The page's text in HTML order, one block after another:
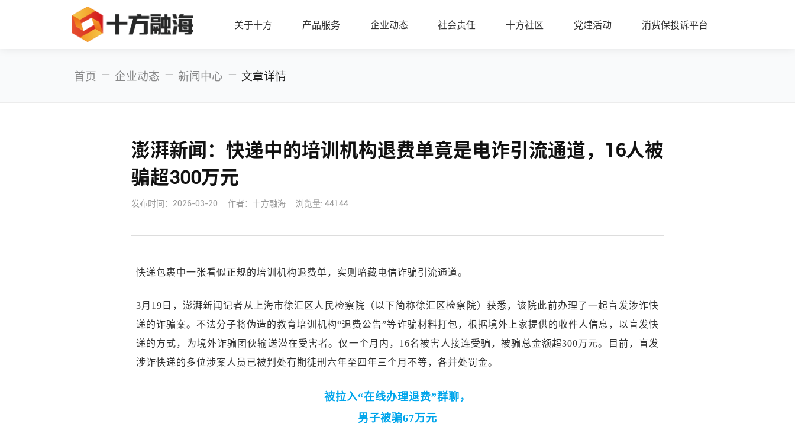
关于十方 产品服务 企业动态 社会责任 十方社区 党建活动 消费保投诉平台
首页 — 企业动态 — 新闻中心 — 文章详情
澎湃新闻：快递中的培训机构退费单竟是电诈引流通道，16人被
骗超300万元
发布时间： 2026-03-20 作者：十方融海 浏览量: 44144
快递包裹中一张看似正规的培训机构退费单，实则暗藏电信诈骗引流通道。
3月19日，澎湃新闻记者从上海市徐汇区人民检察院（以下简称徐汇区检察院）获悉，该院此前办理了一起盲发涉诈快
递的诈骗案。不法分子将伪造的教育培训机构“退费公告”等诈骗材料打包，根据境外上家提供的收件人信息，以盲发快
递的方式，为境外诈骗团伙输送潜在受害者。仅一个月内，16名被害人接连受骗，被骗总金额超300万元。目前，盲发
涉诈快递的多位涉案人员已被判处有期徒刑六年至四年三个月不等，各并处罚金。
被拉入“在线办理退费”群聊，
男子被骗67万元